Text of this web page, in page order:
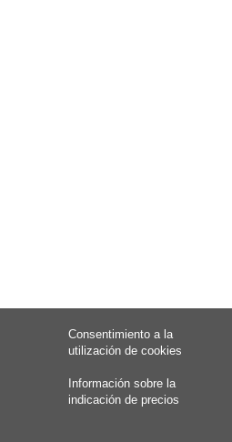
Consentimiento a la
utilización de cookies
Información sobre la
indicación de precios